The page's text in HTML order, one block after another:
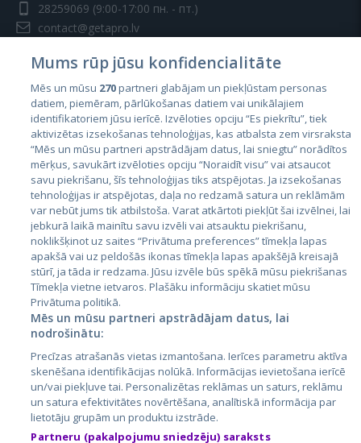
28259069 (9:00-17:00 пн. - пт.)
contact@getapro.lv
Страны
Эстония
Латвия
Литва
City24.lv
City24.ee
GetaPro.lv
GetaPro.ee
Skelbiu.lt
CVbankas.lt
Kainos.lt
Paslaugos.lt
auto24.ee
Mums rūp jūsu konfidencialitāte
Mēs un mūsu 270partneri glabājam un piekļūstam personas
datiem, piemēram, pārlūkošanas datiem vai unikālajiem
identifikatoriem jūsu ierīcē. Izvēloties opciju “Es piekrītu”, tiek
aktivizētas izsekošanas tehnoloģijas, kas atbalsta zem virsraksta
“Mēs un mūsu partneri apstrādājam datus, lai sniegtu” norādītos
mērķus, savukārt izvēloties opciju “Noraidīt visu” vai atsaucot
savu piekrišanu, šīs tehnoloģijas tiks atspējotas. Ja izsekošanas
tehnoloģijas ir atspējotas, daļa no redzamā satura un reklāmām
var nebūt jums tik atbilstoša. Varat atkārtoti piekļūt šai izvēlnei, lai
jebkurā laikā mainītu savu izvēli vai atsauktu piekrišanu,
noklikšķinot uz saites “Privātuma preferences” tīmekļa lapas
apakšā vai uz peldošās ikonas tīmekļa lapas apakšējā kreisajā
stūrī, ja tāda ir redzama. Jūsu izvēle būs spēkā mūsu piekrišanas
Tīmekļa vietne ietvaros. Plašāku informāciju skatiet mūsu
Privātuma politikā.
Mēs un mūsu partneri apstrādājam datus, lai
nodrošinātu:
Precīzas atrašanās vietas izmantošana. Ierīces parametru aktīva
skenēšana identifikācijas nolūkā. Informācijas ievietošana ierīcē
un/vai piekļuve tai. Personalizētas reklāmas un saturs, reklāmu
un satura efektivitātes novērtēšana, analītiskā informācija par
lietotāju grupām un produktu izstrāde.
Partneru (pakalpojumu sniedzēju) saraksts